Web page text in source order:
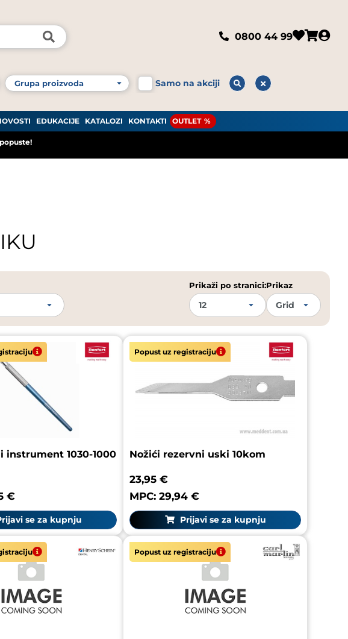
0800 44 99
Samo na akciji
EDUKACIJE KATALOZI KONTAKTI OUTLET
Prikaži po stranici:Prikaz
instrument 1030-1000
€
se za kupnju
Popust uz registraciju
Nožići rezervni uski 10kom
23,95 €
MPC: 29,94 €
Prijavi se za kupnju
Popust uz registraciju